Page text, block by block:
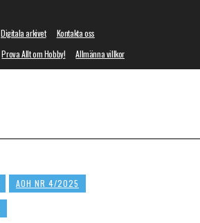
Digitala arkivet
Kontakta oss
Prova Allt om Hobby! Allmänna villkor
AOH NR 4/2025